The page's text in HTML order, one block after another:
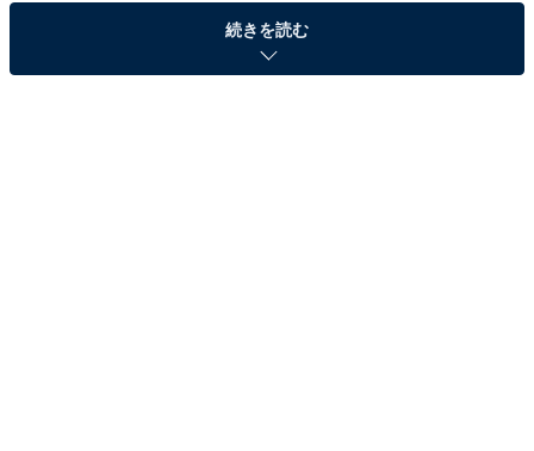
「盛岡つなぎ温泉 四季亭」が10％オフで登場！
続きを読む